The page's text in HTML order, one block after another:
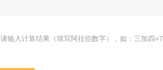
请输入计算结果（填写阿拉伯数字），如：三加四=7